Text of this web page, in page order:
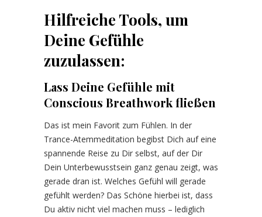
Hilfreiche Tools, um
Deine Gefühle
zuzulassen:
Lass Deine Gefühle mit
Conscious Breathwork fließen
Das ist mein Favorit zum Fühlen. In der
Trance-Atemmeditation begibst Dich auf eine
spannende Reise zu Dir selbst, auf der Dir
Dein Unterbewusstsein ganz genau zeigt, was
gerade dran ist. Welches Gefühl will gerade
gefühlt werden? Das Schöne hierbei ist, dass
Du aktiv nicht viel machen muss – lediglich